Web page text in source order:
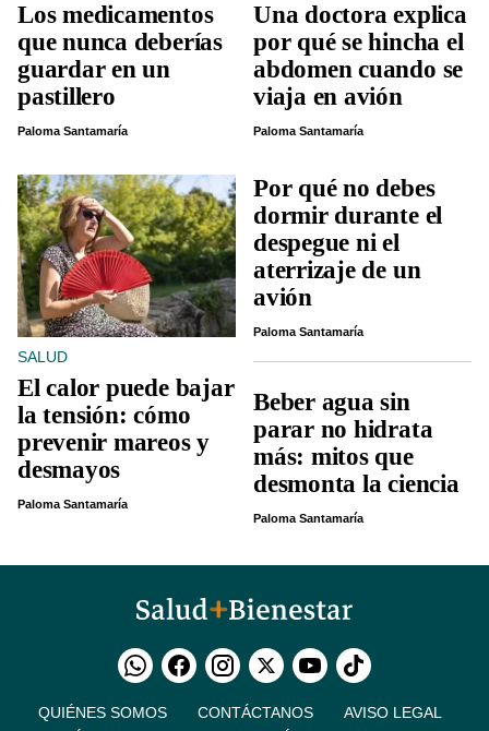
Los medicamentos
que nunca deberías
guardar en un
pastillero
Paloma Santamaría
Una doctora explica
por qué se hincha el
abdomen cuando se
viaja en avión
Paloma Santamaría
SALUD
El calor puede bajar
la tensión: cómo
prevenir mareos y
desmayos
Paloma Santamaría
Por qué no debes
dormir durante el
despegue ni el
aterrizaje de un
avión
Paloma Santamaría
Beber agua sin
parar no hidrata
más: mitos que
desmonta la ciencia
Paloma Santamaría
QUIÉNES SOMOS CONTÁCTANOS
AVISO LEGAL